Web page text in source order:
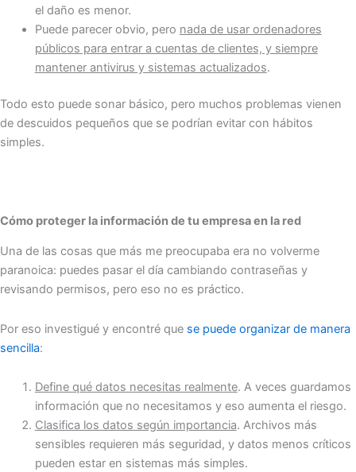
el daño es menor.
Puede parecer obvio, pero nada de usar ordenadores
públicos para entrar a cuentas de clientes, y siempre
mantener antivirus y sistemas actualizados.
Todo esto puede sonar básico, pero muchos problemas vienen
de descuidos pequeños que se podrían evitar con hábitos
simples.
Cómo proteger la información de tu empresa en la red
Una de las cosas que más me preocupaba era no volverme
paranoica: puedes pasar el día cambiando contraseñas y
revisando permisos, pero eso no es práctico.
Por eso investigué y encontré que se puede organizar de manera
sencilla:
Define qué datos necesitas realmente. A veces guardamos
información que no necesitamos y eso aumenta el riesgo.
Clasifica los datos según importancia. Archivos más
sensibles requieren más seguridad, y datos menos críticos
pueden estar en sistemas más simples.